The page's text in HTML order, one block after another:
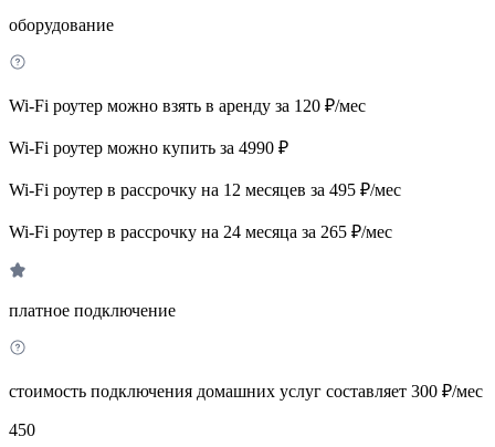
оборудование
Wi-Fi роутер можно взять в аренду за 120 ₽/мес
Wi-Fi роутер можно купить за 4990 ₽
Wi-Fi роутер в рассрочку на 12 месяцев за 495 ₽/мес
Wi-Fi роутер в рассрочку на 24 месяца за 265 ₽/мес
платное подключение
стоимость подключения домашних услуг составляет 300 ₽/мес
450